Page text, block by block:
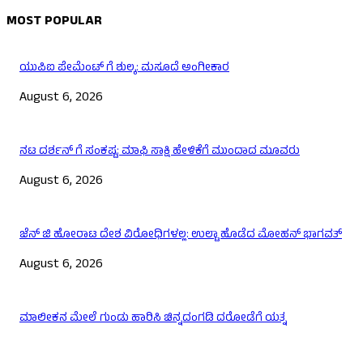
MOST POPULAR
ಯುಪಿಐ ಪೇಮೆಂಟ್ ಗೆ ಶುಲ್ಕ: ಮಸೂದೆ ಅಂಗೀಕಾರ
August 6, 2026
ನಟ ದರ್ಶನ್ ಗೆ ಸಂಕಷ್ಟ: ಮಾಫಿ ಸಾಕ್ಷಿ ಹೇಳಿಕೆಗೆ ಮುಂದಾದ ಮೂವರು
August 6, 2026
ಜೆನ್ ಜಿ ಹೋರಾಟ ದೇಶ ವಿರೋಧಿಗಳಲ್ಲ: ಉಲ್ಟಾ ಹೊಡೆದ ಮೋಹನ್ ಭಾಗವತ್
August 6, 2026
ಮಾಲೀಕನ ಮೇಲೆ ಗುಂಡು ಹಾರಿಸಿ ಚಿನ್ನದಂಗಡಿ ದರೋಡೆಗೆ ಯತ್ನ